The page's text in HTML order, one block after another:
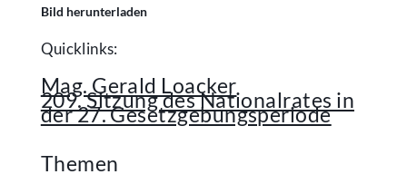
Bild herunterladen
Quicklinks:
Mag. Gerald Loacker
209. Sitzung des Nationalrates in
der 27. Gesetzgebungsperiode
Themen